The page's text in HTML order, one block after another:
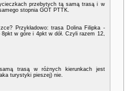
przebytych tą samą trasą i w
stopnia GOT PTTK.
Przykładowo: trasa Dolina Filipka -
w góre i 4pkt w dół. Czyli razem 12,
trasą w różnych kierunkach jest
turystyki pieszej) nie.